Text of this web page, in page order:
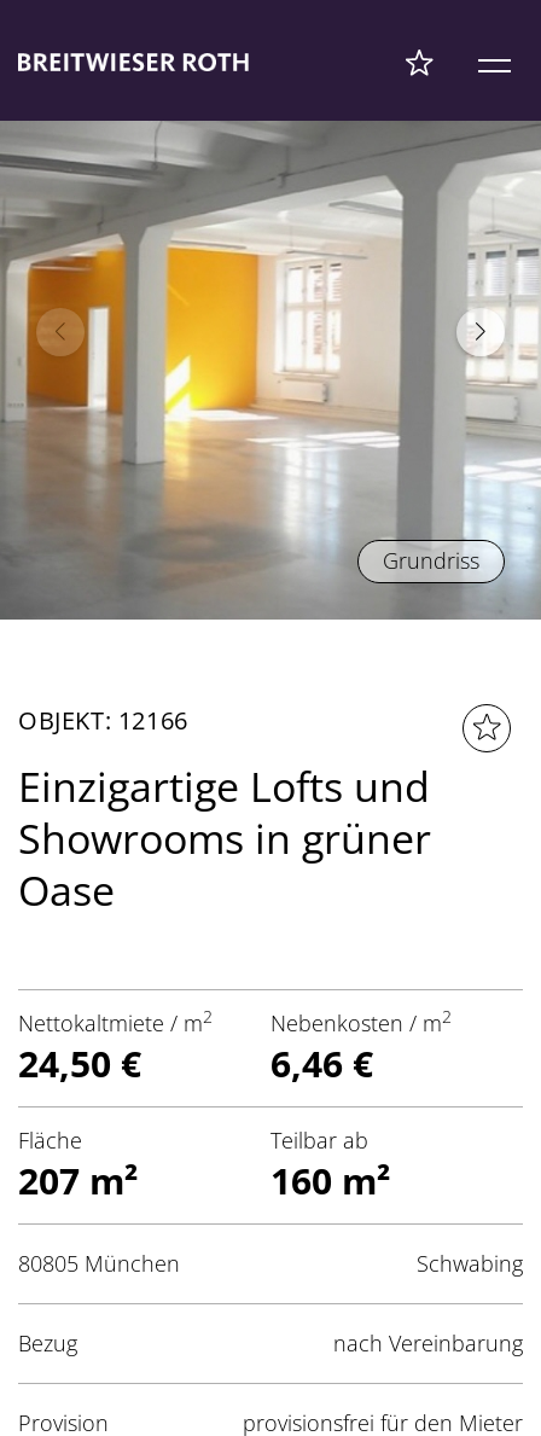
Grundriss
OBJEKT: 12166
Einzigartige Lofts und
Showrooms in grüner
Oase
Nettokaltmiete / m2
24,50 €
Nebenkosten / m2
6,46 €
Fläche
207 m²
Teilbar ab
160 m²
80805 München Schwabing
Bezug nach Vereinbarung
Provision provisionsfrei für den Mieter